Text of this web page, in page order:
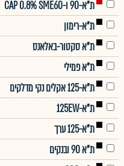
ת"א-90 ו-CAP 0.8% SME60
ת"א-רימון
ת"א סקטור-באלאנס
ת"א פמילי
ת"א-125 אקלים נקי מדלקים
ת"א-125EW
ת"א-125 ערך
ת"א 90 ובנקים